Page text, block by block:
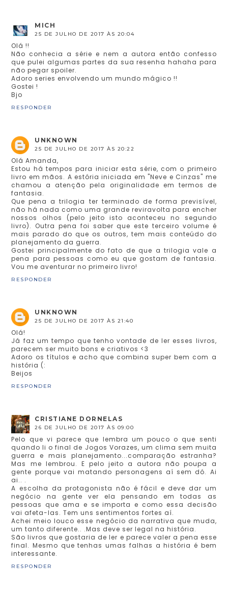
MICH
25 DE JULHO DE 2017 ÀS 20:04
Olá !!
Não conhecia a série e nem a autora então confesso
que pulei algumas partes da sua resenha hahaha para
não pegar spoiler.
Adoro series envolvendo um mundo mágico !!
Gostei !
Bjo
RESPONDER
UNKNOWN
25 DE JULHO DE 2017 ÀS 20:22
Olá Amanda,
Estou há tempos para iniciar esta série, com o primeiro
livro em mãos. A estória iniciada em "Neve e Cinzas" me
chamou a atenção pela originalidade em termos de
fantasia.
Que pena a trilogia ter terminado de forma previsível,
não há nada como uma grande reviravolta para encher
nossos olhos (pelo jeito isto aconteceu no segundo
livro). Outra pena foi saber que este terceiro volume é
mais parado do que os outros, tem mais conteúdo do
planejamento da guerra.
Gostei principalmente do fato de que a trilogia vale a
pena para pessoas como eu que gostam de fantasia.
Vou me aventurar no primeiro livro!
RESPONDER
UNKNOWN
25 DE JULHO DE 2017 ÀS 21:40
Olá!
Já faz um tempo que tenho vontade de ler esses livros,
parecem ser muito bons e criativos <3
Adoro os títulos e acho que combina super bem com a
história (:
Beijos
RESPONDER
CRISTIANE DORNELAS
26 DE JULHO DE 2017 ÀS 09:00
Pelo que vi parece que lembra um pouco o que senti
quando li o final de Jogos Vorazes, um clima sem muita
guerra e mais planejamento...comparação estranha?
Mas me lembrou. E pelo jeito a autora não poupa a
gente porque vai matando personagens aí sem dó. Ai
ai.. .
A escolha da protagonista não é fácil e deve dar um
negócio na gente ver ela pensando em todas as
pessoas que ama e se importa e como essa decisão
vai afeta-las. Tem uns sentimentos fortes aí.
Achei meio louco esse negócio da narrativa que muda,
um tanto diferente.. .Mas deve ser legal na história.
São livros que gostaria de ler e parece valer a pena esse
final. Mesmo que tenhas umas falhas a história é bem
interessante.
RESPONDER